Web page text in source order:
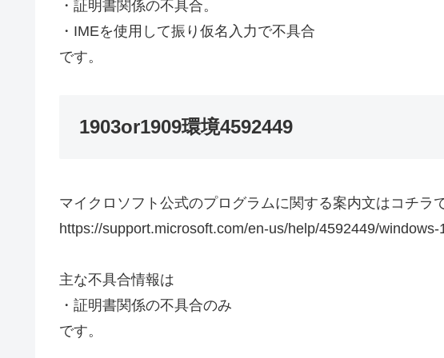
・証明書関係の不具合。
・IMEを使用して振り仮名入力で不具合
です。
1903or1909環境4592449
マイクロソフト公式のプログラムに関する案内文はコチラで
https://support.microsoft.com/en-us/help/4592449/
主な不具合情報は
・証明書関係の不具合のみ
です。